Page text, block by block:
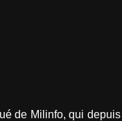
de Milinfo, qui